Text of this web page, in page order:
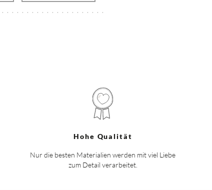
Hohe Qualität
Nur die besten Materialien werden mit viel Liebe
zum Detail verarbeitet.